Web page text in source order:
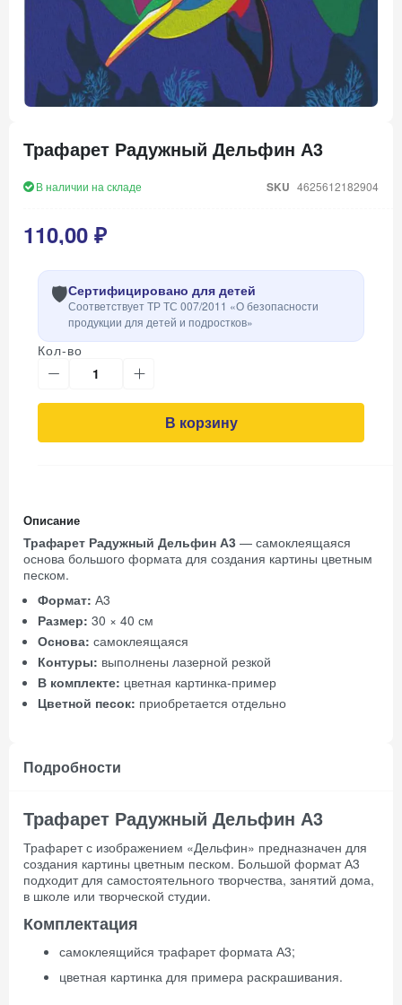
началу
галереи
Трафарет Радужный Дельфин А3
В наличии на складе SKU 4625612182904
110,00 ₽
🛡️Сертифицировано для детей
Соответствует ТР ТС 007/2011 «О безопасности
продукции для детей и подростков»
Кол-во
В корзину
Описание
Трафарет Радужный Дельфин А3 — самоклеящаяся
основа большого формата для создания картины цветным
песком.
Формат: А3
Размер: 30 × 40 см
Основа: самоклеящаяся
Контуры: выполнены лазерной резкой
В комплекте: цветная картинка-пример
Цветной песок: приобретается отдельно
Подробности
Трафарет Радужный Дельфин А3
Трафарет с изображением «Дельфин» предназначен для
создания картины цветным песком. Большой формат А3
подходит для самостоятельного творчества, занятий дома,
в школе или творческой студии.
Комплектация
самоклеящийся трафарет формата А3;
цветная картинка для примера раскрашивания.